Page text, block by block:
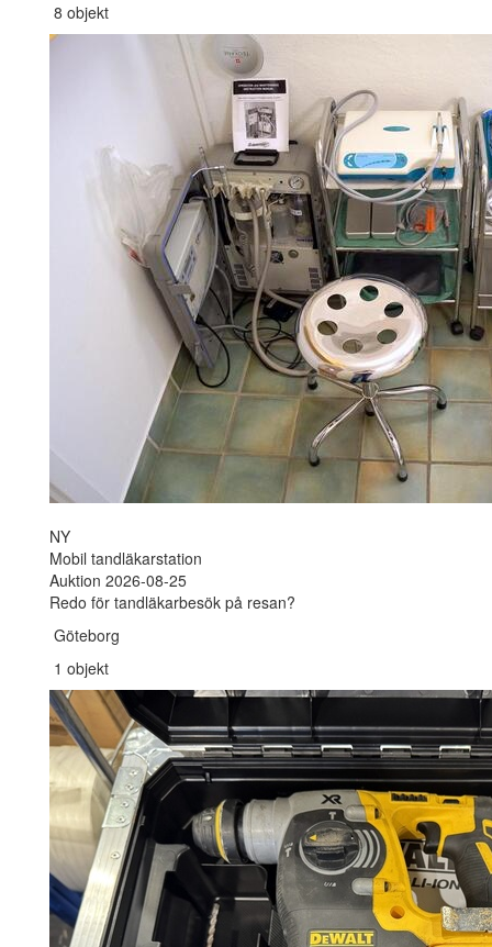
8 objekt
NY
Mobil tandläkarstation
Auktion 2026-08-25
Redo för tandläkarbesök på resan?
Göteborg
1 objekt